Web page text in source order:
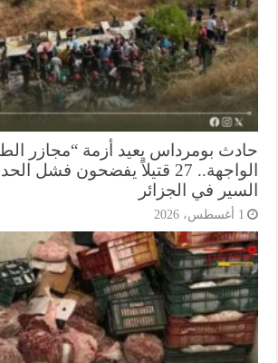
بومرداس يعيد أزمة “مجازر الطرق”
الواجهة.. 27 قتيلاً يفضحون فشل الحد
في الجزائر